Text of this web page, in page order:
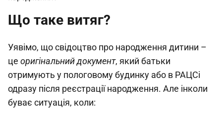
Що таке витяг?
Уявімо, що свідоцтво про народження дитини –
це оригінальний документ, який батьки
отримують у пологовому будинку або в РАЦСі
одразу після реєстрації народження. Але інколи
буває ситуація, коли: